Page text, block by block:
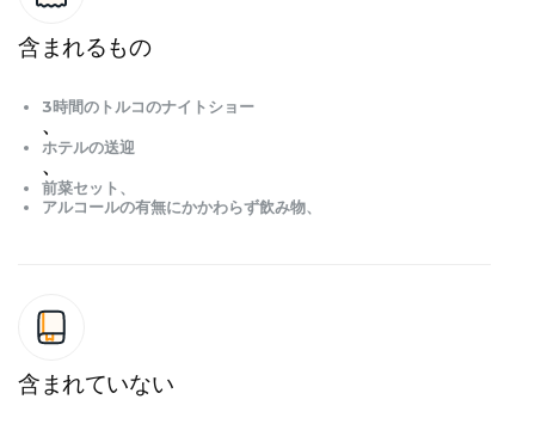
含まれるもの
3時間のトルコのナイトショー
、
ホテルの送迎
、
前菜セット、
アルコールの有無にかかわらず飲み物、
含まれていない